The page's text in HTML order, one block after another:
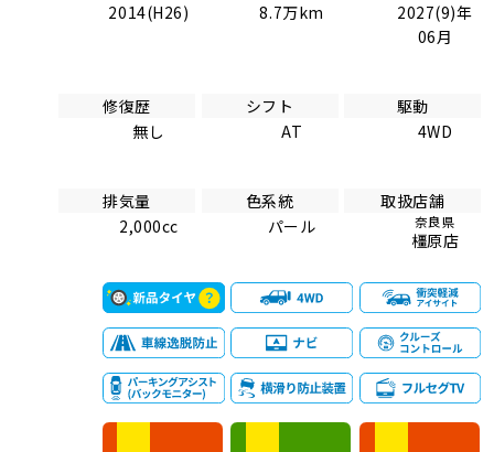
2014(H26)
8.7万km
2027(9)年
06月
修復歴
無し
シフト
AT
駆動
4WD
排気量
2,000cc
色系統
パール
取扱店舗
奈良県
橿原店